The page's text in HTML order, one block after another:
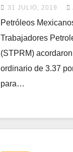
31 JULIO, 2019
Petróleos
Trabajadores
(STPRM)
ordinario de 3.37
para…